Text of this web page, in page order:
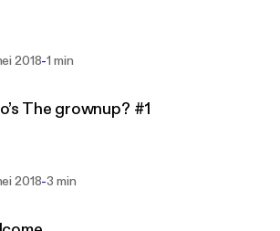
2018-1 min
The grownup? #1
2018-3 min